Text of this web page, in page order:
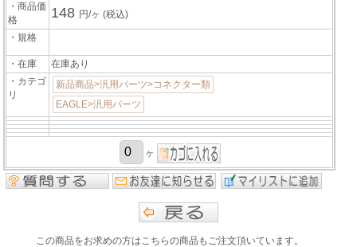
・商品価
格
148 円/ヶ(税込)
・規格
・在庫
在庫あり
・カテゴ
リ
新品商品>汎用パーツ>コネクター類
EAGLE>汎用パーツ
ヶ
この商品をお求めの方はこちらの商品もご注文頂いています。